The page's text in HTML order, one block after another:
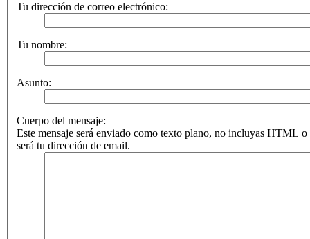
Tu dirección de correo electrónico:
Tu nombre:
Asunto:
Cuerpo del mensaje:
Este mensaje será enviado como texto plano, no incluyas HTML
será tu dirección de email.